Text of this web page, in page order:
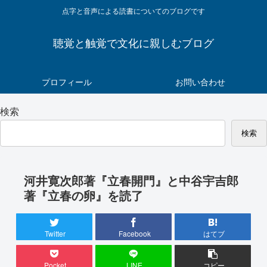
点字と音声による読書についてのブログです
聴覚と触覚で文化に親しむブログ
プロフィール お問い合わせ
検索
検索
河井寛次郎著『立春開門』と中谷宇吉郎
著『立春の卵』を読了
Twitter Facebook はてブ
Pocket LINE コピー